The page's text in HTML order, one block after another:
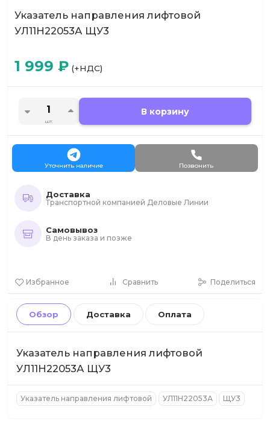
Указатель направления лифтовой
УЛ11Н22053А ЩУ3
Избранное Сравнить Поделиться
1 999 ₽ (+НДС)
шт.
В корзину
Уточнить наличие Позвонить
Доставка
Транспортной компанией Деловые Линии
Самовывоз
В день заказа и позже
Обзор Доставка Оплата
Указатель направления лифтовой
УЛ11Н22053А ЩУ3
Указатель направления лифтовой УЛ11Н22053А ЩУ3